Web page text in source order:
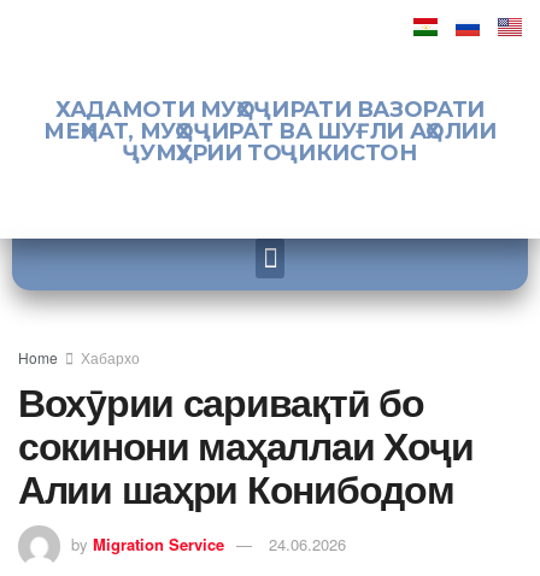
ХАДАМОТИ МУҲОҶИРАТИ ВАЗОРАТИ
МЕҲНАТ, МУҲОҶИРАТ ВА ШУҒЛИ АҲОЛИИ
ҶУМҲУРИИ ТОҶИКИСТОН
Home Хабархо
Вохӯрии саривақтӣ бо
сокинони маҳаллаи Хоҷи
Алии шаҳри Конибодом
by Migration Service 24.06.2026